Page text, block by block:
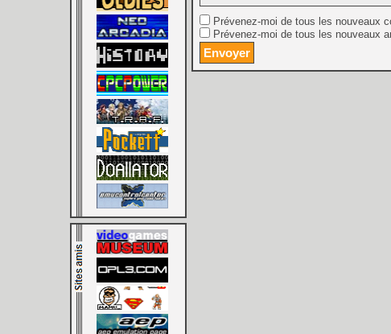
Prévenez-moi de tous les nouveaux
Prévenez-moi de tous les nouveaux